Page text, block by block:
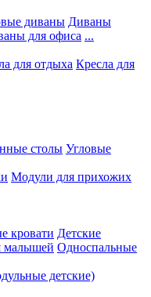
диваны Диваны
для офиса ...
для отдыха Кресла для
столы Угловые
Модули для прихожих
кровати Детские
малышей Односпальные
детские)